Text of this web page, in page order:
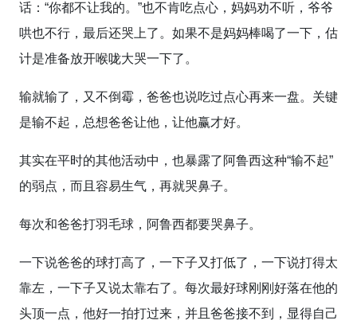
话：“你都不让我的。”也不肯吃点心，妈妈劝不听，爷爷
哄也不行，最后还哭上了。如果不是妈妈棒喝了一下，估
计是准备放开喉咙大哭一下了。
输就输了，又不倒霉，爸爸也说吃过点心再来一盘。关键
是输不起，总想爸爸让他，让他赢才好。
其实在平时的其他活动中，也暴露了阿鲁西这种“输不起”
的弱点，而且容易生气，再就哭鼻子。
每次和爸爸打羽毛球，阿鲁西都要哭鼻子。
一下说爸爸的球打高了，一下子又打低了，一下说打得太
靠左，一下子又说太靠右了。每次最好球刚刚好落在他的
头顶一点，他好一拍打过来，并且爸爸接不到，显得自己